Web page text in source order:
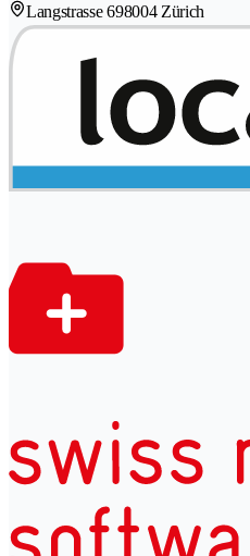
Langstrasse 698004 Zürich